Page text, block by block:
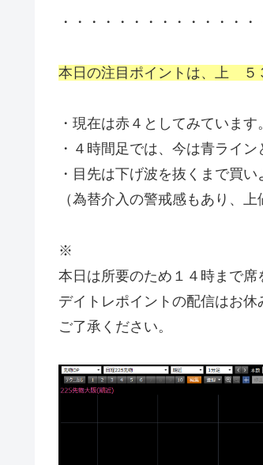
・・・・・・・・・・・・・・
本日の注目ポイントは、上 ５
・現在は赤４としてみています。
・４時間足では、今は青ライン
・目先は下げ波を抜くまで買い
（為替介入の警戒感もあり、上
※
本日は所要のため１４時まで席
デイトレポイントの配信はお休
ご了承ください。